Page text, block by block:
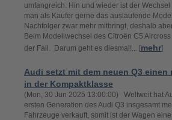
umfangreich. Hin und wieder ist der
man als Käufer gerne das auslaufende
Nachfolger zwar mehr mitbringt, deshalb
Beim Modellwechsel des Citroën C5 Aircross
der Fall. Darum geht es diesmal!... [mehr]
Audi setzt mit dem neuen Q3 einen
in der Kompaktklasse
(Mon, 30 Jun 2025 13:00:00) Weltweit hat
ersten Generation des Audi Q3 insgesamt
Fahrzeuge verkauft, somit ist der Wagen